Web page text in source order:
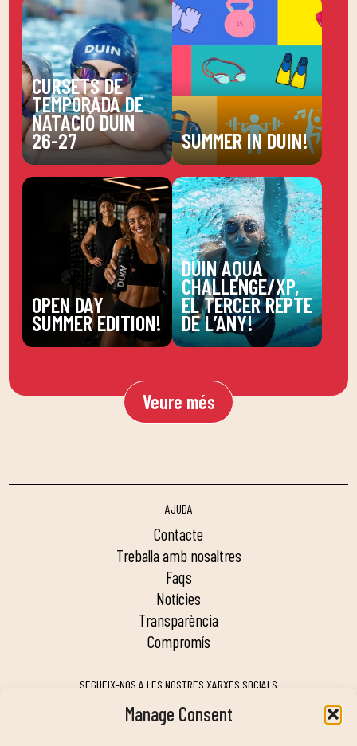
Manage Consent
CURSETS DE
TEMPORADA DE
NATACIÓ DUIN
26-27 SUMMER IN DUIN!
OPEN DAY
SUMMER EDITION!
DUIN AQUA
CHALLENGE/XP,
EL TERCER REPTE
DE L’ANY!
Veure més
AJUDA
contacte
treballa amb nosaltres
faqs
notícies
transparència
compromís
SEGUEIX-NOS A LES NOSTRES XARXES SOCIALS